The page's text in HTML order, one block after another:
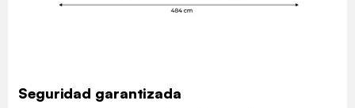
Seguridad garantizada